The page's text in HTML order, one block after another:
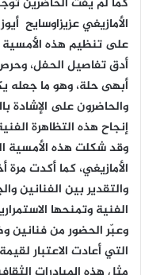
الأمازيغي عزيزاوسايح
على تنظيم هذه
أدق تفاصيل الحفل،
أبهى حلة، وهو ما جعله
والحاضرون على الإشادة
إنجاح هذه التظاهرة
وقد شكلت هذه الأمسية
الأمازيغي، كما أكدت
والتقدير بين الفنانين
الفنية وتمنحها
وعبّر الحضور من فنانين
التي أعادت الاعتبار